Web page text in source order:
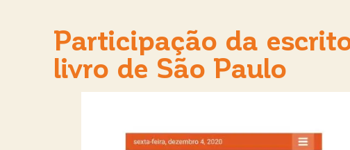
Participação da
livro de São Paulo